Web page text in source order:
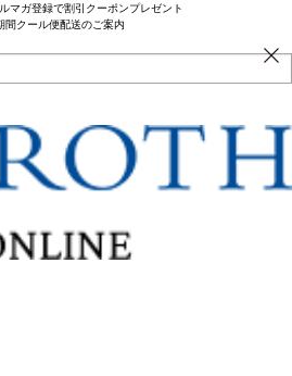
マガ登録で割引クーポンプレゼント
間クール便配送のご案内